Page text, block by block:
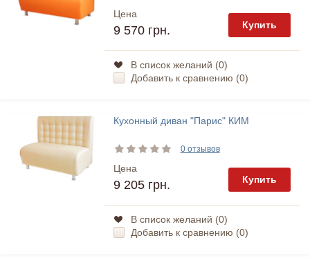
Цена
9 570 грн. Купить
В список желаний (0)
Добавить к сравнению (0)
Кухонный диван "Парис" КИМ
0 отзывов
Цена
9 205 грн. Купить
В список желаний (0)
Добавить к сравнению (0)